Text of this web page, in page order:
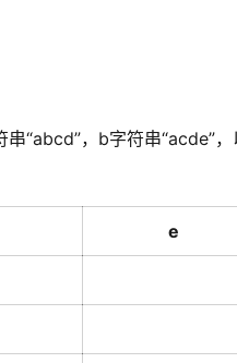
“abcd”，b字符串“acde”，
e